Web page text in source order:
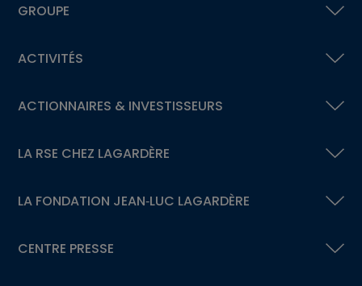
GROUPE
ACTIVITÉS
ACTIONNAIRES & INVESTISSEURS
LA RSE CHEZ LAGARDÈRE
LA FONDATION JEAN‑LUC LAGARDÈRE
CENTRE PRESSE